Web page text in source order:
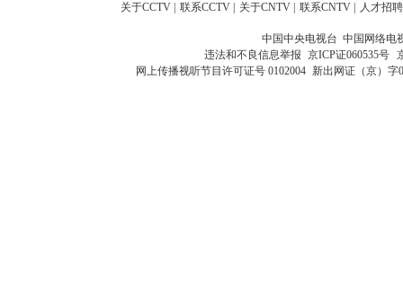
关于CCTV 联系CCTV 关于CNTV 联系CNTV 人才招聘
中国中央电视台 中国网络电
违法和不良信息举报 京ICP证060535号
网上传播视听节目许可证号 0102004 新出网证（京）